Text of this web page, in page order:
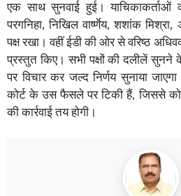
एक साथ सुनवाई हुई। याचिकाकर्ताओं
परगनिहा, निखिल वार्ष्णेय, शशांक
पक्ष रखा। वहीं ईडी की ओर से वरिष्ठ
प्रस्तुत किए। सभी पक्षों की दलीलें सुनने
पर विचार कर जल्द निर्णय सुनाया
कोर्ट के उस फैसले पर टिकी हैं, जिससे
की कार्रवाई तय होगी।